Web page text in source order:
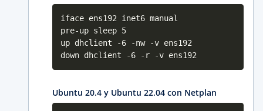
iface ens192 inet6 manual
pre-up sleep 5
up dhclient -6 -nw -v ens192
down dhclient -6 -r -v ens192
Ubuntu 20.4 y Ubuntu 22.04 con Netplan